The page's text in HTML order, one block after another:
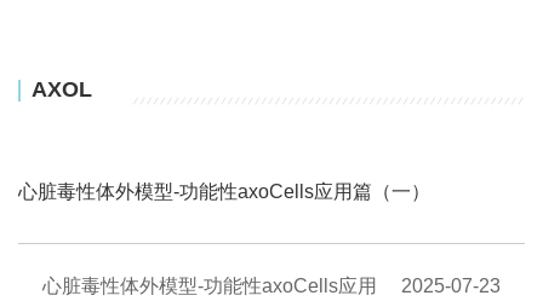
AXOL
心脏毒性体外模型-功能性axoCells应用篇（一）
心脏毒性体外模型-功能性axoCells应用
2025-07-23